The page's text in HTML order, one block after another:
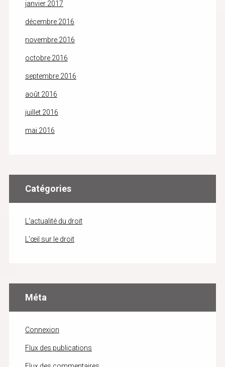
janvier 2017
décembre 2016
novembre 2016
octobre 2016
septembre 2016
août 2016
juillet 2016
mai 2016
Catégories
L'actualité du droit
L'œil sur le droit
Méta
Connexion
Flux des publications